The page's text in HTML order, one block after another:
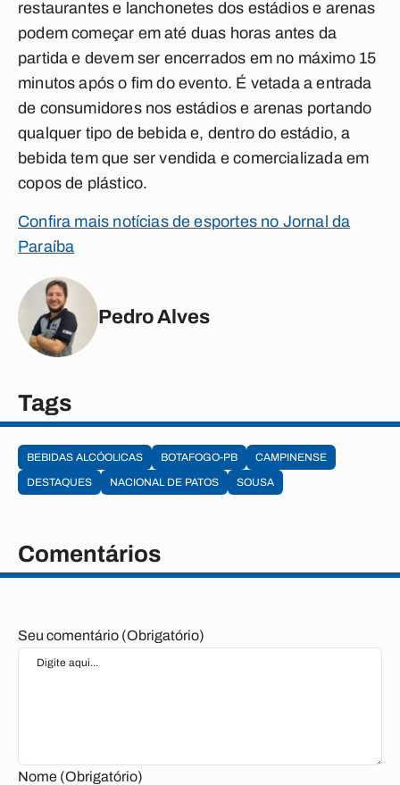
restaurantes e lanchonetes dos estádios e arenas
podem começar em até duas horas antes da
partida e devem ser encerrados em no máximo 15
minutos após o fim do evento. É vetada a entrada
de consumidores nos estádios e arenas portando
qualquer tipo de bebida e, dentro do estádio, a
bebida tem que ser vendida e comercializada em
copos de plástico.
Confira mais notícias de esportes no Jornal da
Paraíba
Pedro Alves
Tags
BEBIDAS ALCÓOLICAS BOTAFOGO-PB
CAMPINENSE
DESTAQUES
NACIONAL DE PATOS SOUSA
Comentários
Seu comentário (Obrigatório)
Nome (Obrigatório)